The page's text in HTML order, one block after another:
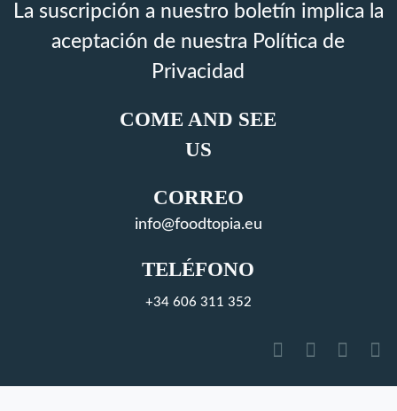
La suscripción a nuestro boletín implica la
aceptación de nuestra Política de
Privacidad
COME AND SEE
US
CORREO
info@foodtopia.eu
TELÉFONO
+34 606 311 352